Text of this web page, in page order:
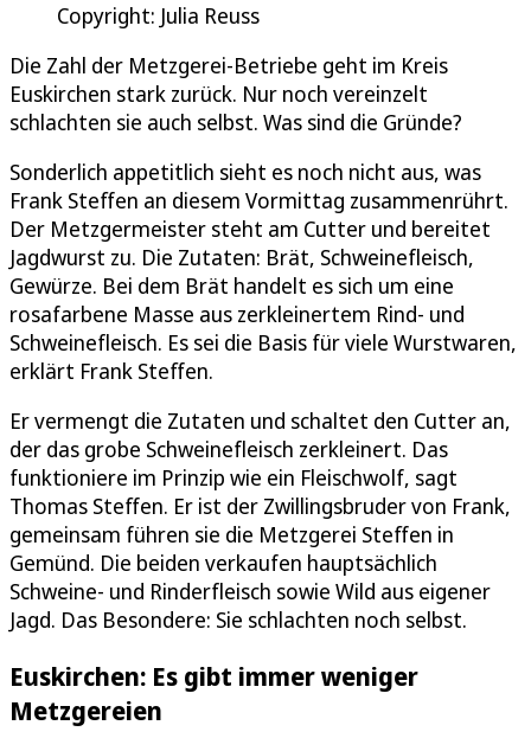
Copyright: Julia Reuss
Die Zahl der Metzgerei-Betriebe geht im Kreis
Euskirchen stark zurück. Nur noch vereinzelt
schlachten sie auch selbst. Was sind die Gründe?
Sonderlich appetitlich sieht es noch nicht aus, was
Frank Steffen an diesem Vormittag zusammenrührt.
Der Metzgermeister steht am Cutter und bereitet
Jagdwurst zu. Die Zutaten: Brät, Schweinefleisch,
Gewürze. Bei dem Brät handelt es sich um eine
rosafarbene Masse aus zerkleinertem Rind- und
Schweinefleisch. Es sei die Basis für viele Wurstwaren,
erklärt Frank Steffen.
Er vermengt die Zutaten und schaltet den Cutter an,
der das grobe Schweinefleisch zerkleinert. Das
funktioniere im Prinzip wie ein Fleischwolf, sagt
Thomas Steffen. Er ist der Zwillingsbruder von Frank,
gemeinsam führen sie die Metzgerei Steffen in
Gemünd. Die beiden verkaufen hauptsächlich
Schweine- und Rinderfleisch sowie Wild aus eigener
Jagd. Das Besondere: Sie schlachten noch selbst.
Euskirchen: Es gibt immer weniger
Metzgereien